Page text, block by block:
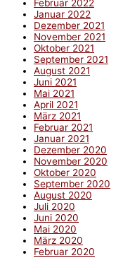
Februar 2022
Januar 2022
Dezember 2021
November 2021
Oktober 2021
September 2021
August 2021
Juni 2021
Mai 2021
April 2021
März 2021
Februar 2021
Januar 2021
Dezember 2020
November 2020
Oktober 2020
September 2020
August 2020
Juli 2020
Juni 2020
Mai 2020
März 2020
Februar 2020